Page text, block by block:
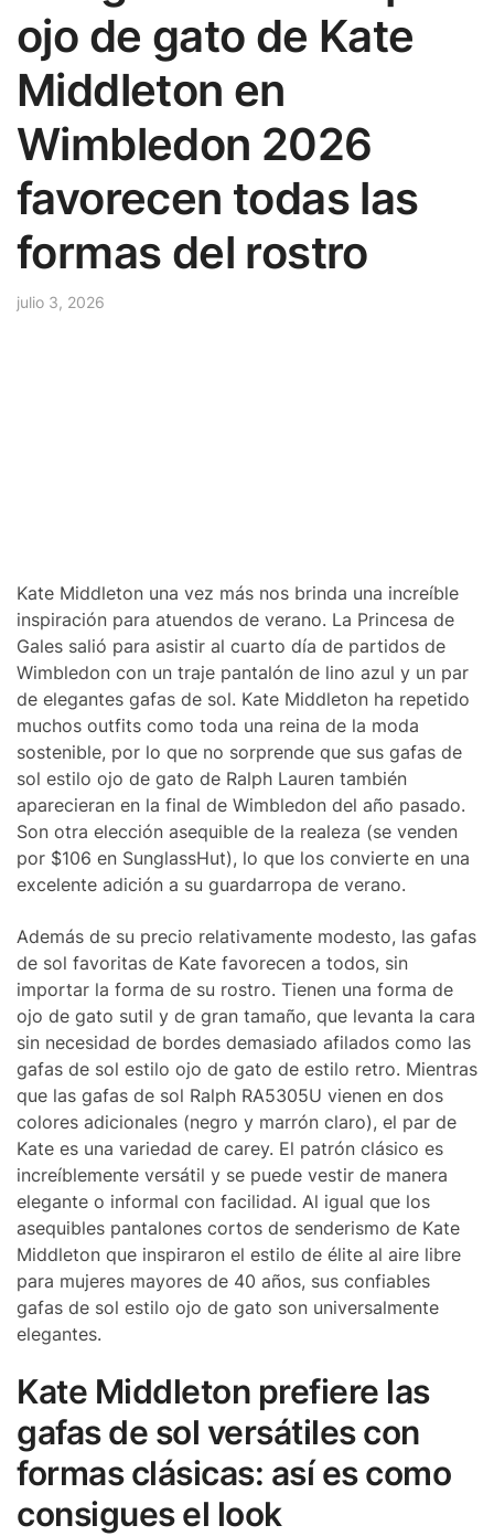
ojo de gato de Kate
Middleton en
Wimbledon 2026
favorecen todas las
formas del rostro
julio 3, 2026
Kate Middleton una vez más nos brinda una increíble
inspiración para atuendos de verano. La Princesa de
Gales salió para asistir al cuarto día de partidos de
Wimbledon con un traje pantalón de lino azul y un par
de elegantes gafas de sol. Kate Middleton ha repetido
muchos outfits como toda una reina de la moda
sostenible, por lo que no sorprende que sus gafas de
sol estilo ojo de gato de Ralph Lauren también
aparecieran en la final de Wimbledon del año pasado.
Son otra elección asequible de la realeza (se venden
por $106 en SunglassHut), lo que los convierte en una
excelente adición a su guardarropa de verano.
Además de su precio relativamente modesto, las gafas
de sol favoritas de Kate favorecen a todos, sin
importar la forma de su rostro. Tienen una forma de
ojo de gato sutil y de gran tamaño, que levanta la cara
sin necesidad de bordes demasiado afilados como las
gafas de sol estilo ojo de gato de estilo retro. Mientras
que las gafas de sol Ralph RA5305U vienen en dos
colores adicionales (negro y marrón claro), el par de
Kate es una variedad de carey. El patrón clásico es
increíblemente versátil y se puede vestir de manera
elegante o informal con facilidad. Al igual que los
asequibles pantalones cortos de senderismo de Kate
Middleton que inspiraron el estilo de élite al aire libre
para mujeres mayores de 40 años, sus confiables
gafas de sol estilo ojo de gato son universalmente
elegantes.
Kate Middleton prefiere las
gafas de sol versátiles con
formas clásicas: así es como
consigues el look